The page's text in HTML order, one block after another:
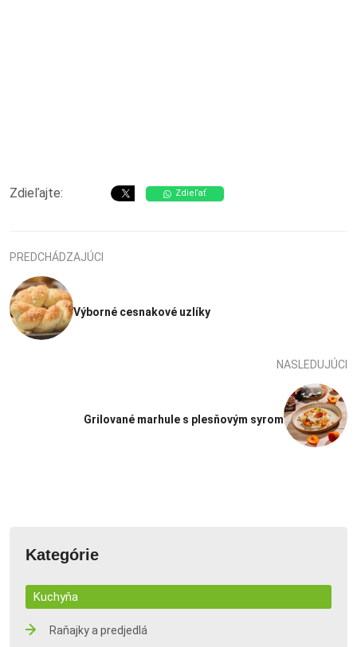
Zdieľajte: Zdieľať
PREDCHÁDZAJÚCI
Výborné cesnakové uzlíky
NASLEDUJÚCI
Grilované marhule s plesňovým syrom
Kategórie
Kuchyňa
Raňajky a predjedlá